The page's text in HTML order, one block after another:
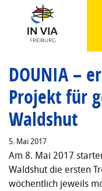
DOUNIA –
Projekt für
Waldshut
5. Mai 2017
Am 8. Mai 2017
Waldshut die ersten
wöchentlich jeweils